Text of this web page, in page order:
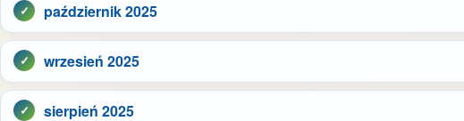
październik 2025
wrzesień 2025
sierpień 2025